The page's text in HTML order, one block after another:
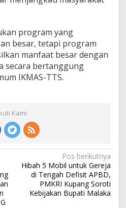
program yang
besar, tetapi program
manfaat besar dengan
secara bertanggung
IKMAS-TTS.
Kami
Pos berikutnya
Hibah 5 Mobil untuk Gereja
di Tengah Defisit APBD,
PMKRI Kupang Soroti
Kebijakan Bupati Malaka